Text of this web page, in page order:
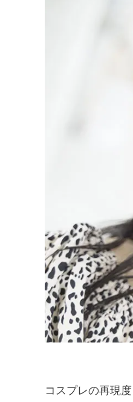
コスプレの再現